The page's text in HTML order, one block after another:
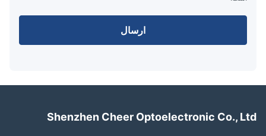
ارسال
Shenzhen Cheer Optoelectronic Co.,